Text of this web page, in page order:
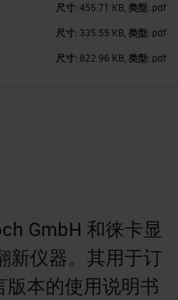
尺寸:455.71 KB, 类型:pdf
尺寸:335.55 KB, 类型:pdf
尺寸:822.96 KB, 类型:pdf
GmbH 和徕卡显
新仪器。其用于订
本的使用说明书